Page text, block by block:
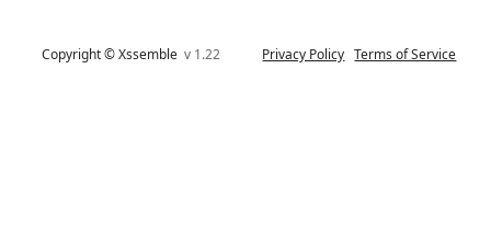
Copyright © Xssemblev 1.22 Privacy Policy Terms of Service